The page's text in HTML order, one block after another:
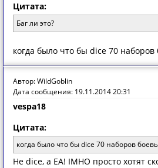
Цитата:
Баг ли это?
когда было что бы dice 70
Автор: WildGoblin
Дата сообщения: 19.11.2014 20:31
vespa18
Цитата:
когда было что бы dice 70 наборов
Не dice, а EA! IMHO просто хотят